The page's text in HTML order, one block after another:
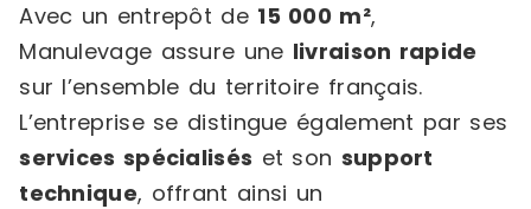
Avec un entrepôt de 15 000 m²,
Manulevage assure une livraison rapide
sur l’ensemble du territoire français.
L’entreprise se distingue également par ses
services spécialisés et son support
technique, offrant ainsi un